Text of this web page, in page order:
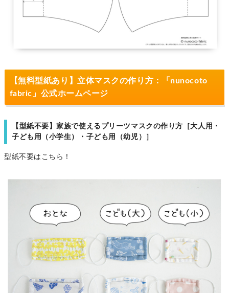
【無料型紙あり】立体マスクの作り方：「nunocoto
fabric」公式ホームページ
【型紙不要】家族で使えるプリーツマスクの作り方［大人用・
子ども用（小学生）・子ども用（幼児）］
型紙不要はこちら！